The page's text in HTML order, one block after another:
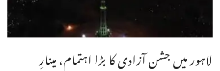
لاہور میں جشنِ آزادی کا بڑا اہتمام، مینارِ